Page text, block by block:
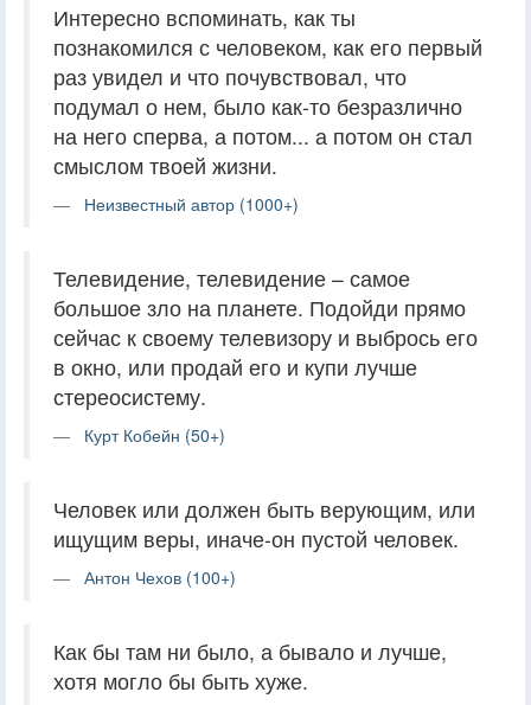
Интересно вспоминать, как ты
познакомился с человеком, как его первый
раз увидел и что почувствовал, что
подумал о нем, было как-то безразлично
на него сперва, а потом... а потом он стал
смыслом твоей жизни.
Неизвестный автор (1000+)
Телевидение, телевидение – самое
большое зло на планете. Подойди прямо
сейчас к своему телевизору и выбрось его
в окно, или продай его и купи лучше
стереосистему.
Курт Кобейн (50+)
Человек или должен быть верующим, или
ищущим веры, иначе-он пустой человек.
Антон Чехов (100+)
Как бы там ни было, а бывало и лучше,
хотя могло бы быть хуже.